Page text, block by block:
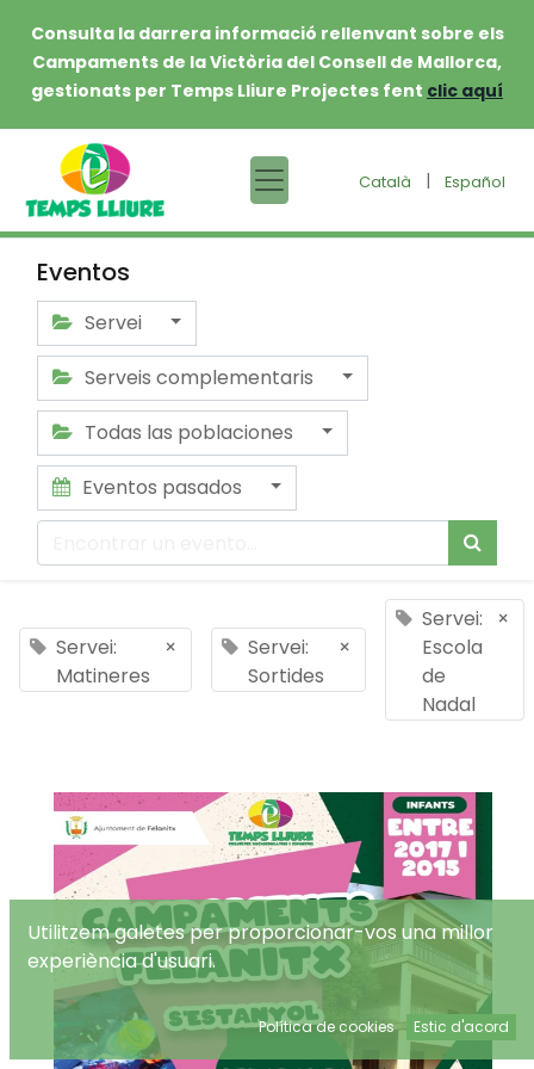
Consulta la darrera informació rellenvant sobre els
Campaments de la Victòria del Consell de Mallorca,
gestionats per Temps Lliure Projectes fent clic aquí
Català | Español
Eventos
Servei
Serveis complementaris
Todas las poblaciones
Eventos pasados
Servei:
Matineres
×
Servei:
Sortides
×
Servei:
Escola
de
Nadal
×
Utilitzem galetes per proporcionar-vos una millor
experiència d'usuari.
Política de cookies Estic d'acord